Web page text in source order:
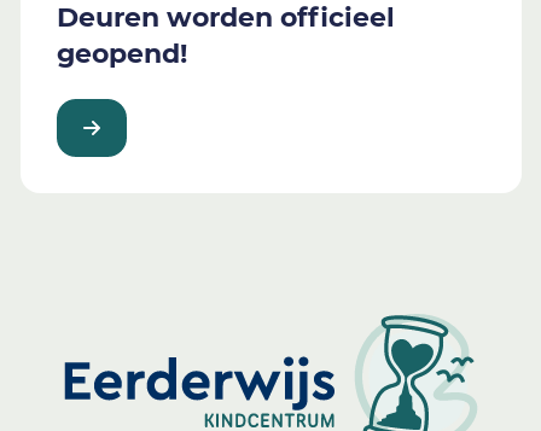
Deuren worden officieel
geopend!